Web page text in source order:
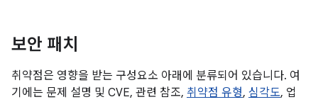
보안 패치
취약점은 영향을 받는 구성요소 아래에 분류되어 있습니다. 여
기에는 문제 설명 및 CVE, 관련 참조, 취약점 유형, 심각도, 업